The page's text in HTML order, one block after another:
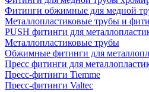
Фитинги обжимные для медной
Металлопластиковые трубы и
PUSH фитинги для
Металлопластиковые трубы
Обжимные фитинги для
Пресс фитинги для
Пресс-фитинги Tiemme
Пресс-фитинги Valtec